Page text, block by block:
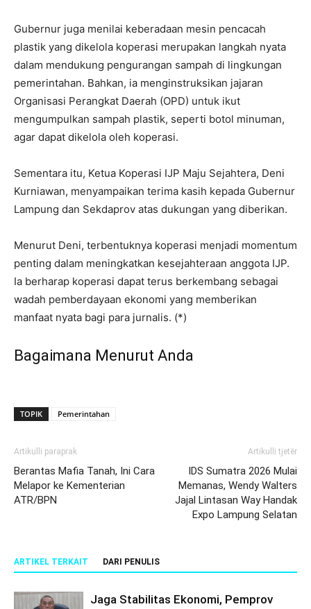
Gubernur juga menilai keberadaan mesin pencacah
plastik yang dikelola koperasi merupakan langkah nyata
dalam mendukung pengurangan sampah di lingkungan
pemerintahan. Bahkan, ia menginstruksikan jajaran
Organisasi Perangkat Daerah (OPD) untuk ikut
mengumpulkan sampah plastik, seperti botol minuman,
agar dapat dikelola oleh koperasi.
Sementara itu, Ketua Koperasi IJP Maju Sejahtera, Deni
Kurniawan, menyampaikan terima kasih kepada Gubernur
Lampung dan Sekdaprov atas dukungan yang diberikan.
Menurut Deni, terbentuknya koperasi menjadi momentum
penting dalam meningkatkan kesejahteraan anggota IJP.
Ia berharap koperasi dapat terus berkembang sebagai
wadah pemberdayaan ekonomi yang memberikan
manfaat nyata bagi para jurnalis. (*)
Bagaimana Menurut Anda
TOPIK Pemerintahan
Artikulli paraprak
Berantas Mafia Tanah, Ini Cara
Melapor ke Kementerian
ATR/BPN
Artikulli tjetër
IDS Sumatra 2026 Mulai
Memanas, Wendy Walters
Jajal Lintasan Way Handak
Expo Lampung Selatan
ARTIKEL TERKAIT DARI PENULIS
Jaga Stabilitas Ekonomi, Pemprov